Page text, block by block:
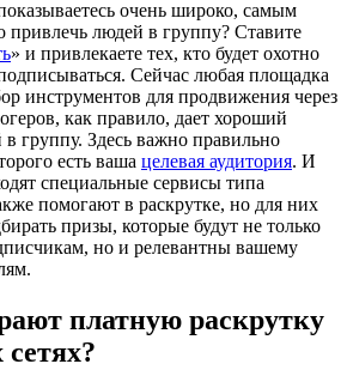
очень широко, самым
людей в группу? Ставите
» и привлекаете тех, кто будет охотно
Сейчас любая площадка
инструментов для продвижения через
как правило, дает хороший
в группу. Здесь важно правильно
есть ваша целевая аудитория. И
специальные сервисы типа
помогают в раскрутке, но для них
призы, которые будут не только
но и релевантны вашему
платную раскрутку